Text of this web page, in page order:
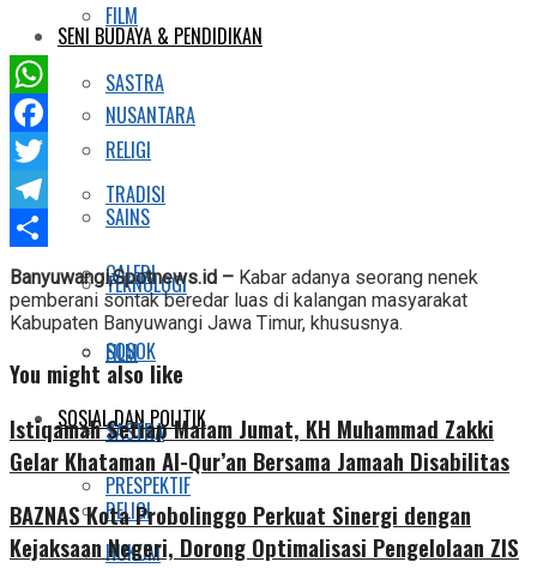
FILM
SASTRA
RELIGI
SAINS
TEKNOLOGI
SOSOK
SOSIAL DAN POLITIK
PRESPEKTIF
HUKUM
SENI BUDAYA & PENDIDIKAN
NUSANTARA
TRADISI
GALERI
FILM
SASTRA
RELIGI
WhatsApp
Facebook
Twitter
Telegram
Share
Banyuwangi,Spotnews.id – Kabar adanya seorang nenek
pemberani sontak beredar luas di kalangan masyarakat
Kabupaten Banyuwangi Jawa Timur, khususnya.
You might also like
Istiqamah Setiap Malam Jumat, KH Muhammad Zakki
Gelar Khataman Al-Qur’an Bersama Jamaah Disabilitas
BAZNAS Kota Probolinggo Perkuat Sinergi dengan
Kejaksaan Negeri, Dorong Optimalisasi Pengelolaan ZIS